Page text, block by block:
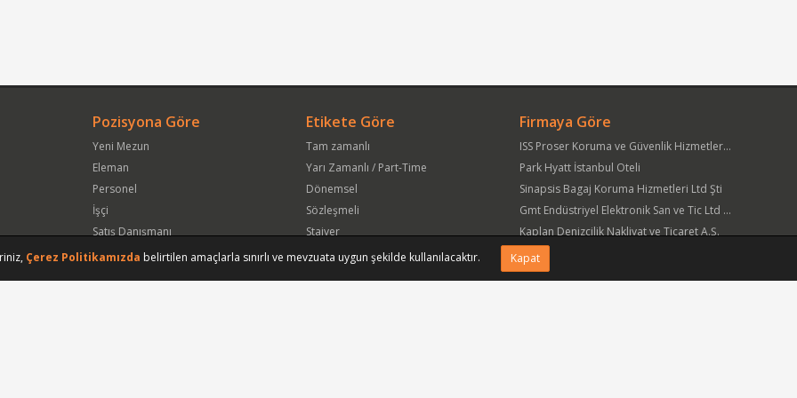
Pozisyona Göre
Yeni Mezun
Eleman
Personel
İşçi
Satış Danışmanı
Öğrenci
Etikete Göre
Tam zamanlı
Yarı Zamanlı / Part-Time
Dönemsel
Sözleşmeli
Stajyer
Freelance
Firmaya Göre
ISS Proser Koruma ve Güvenlik Hizmetleri A.Ş.
Park Hyatt İstanbul Oteli
Sinapsis Bagaj Koruma Hizmetleri Ltd Şti
Gmt Endüstriyel Elektronik San ve Tic Ltd Şti
Kaplan Denizcilik Nakliyat ve Ticaret A.Ş.
APlus Hastane Otelcilik Hizmetleri A.Ş.
Çerez Politikamızda belirtilen amaçlarla sınırlı ve mevzuata uygun şekilde kullanılacaktır. Kapat